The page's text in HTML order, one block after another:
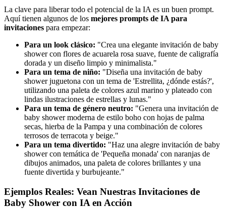
La clave para liberar todo el potencial de la IA es un buen prompt.
Aquí tienen algunos de los mejores prompts de IA para
invitaciones para empezar:
Para un look clásico: "Crea una elegante invitación de baby
shower con flores de acuarela rosa suave, fuente de caligrafía
dorada y un diseño limpio y minimalista."
Para un tema de niño: "Diseña una invitación de baby
shower juguetona con un tema de 'Estrellita, ¿dónde estás?',
utilizando una paleta de colores azul marino y plateado con
lindas ilustraciones de estrellas y lunas."
Para un tema de género neutro: "Genera una invitación de
baby shower moderna de estilo boho con hojas de palma
secas, hierba de la Pampa y una combinación de colores
terrosos de terracota y beige."
Para un tema divertido: "Haz una alegre invitación de baby
shower con temática de 'Pequeña monada' con naranjas de
dibujos animados, una paleta de colores brillantes y una
fuente divertida y burbujeante."
Ejemplos Reales: Vean Nuestras Invitaciones de
Baby Shower con IA en Acción